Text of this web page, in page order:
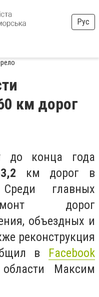
Рус
км дорог
до конца года
км дорог в
главных
дорог
объездных и
реконструкция
в Facebook
области Максим